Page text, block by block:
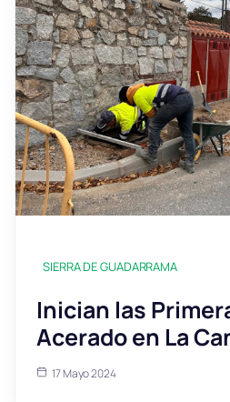
SIERRA DE GUADARRAMA
Inician las
Acerado en La
17 Mayo 2024